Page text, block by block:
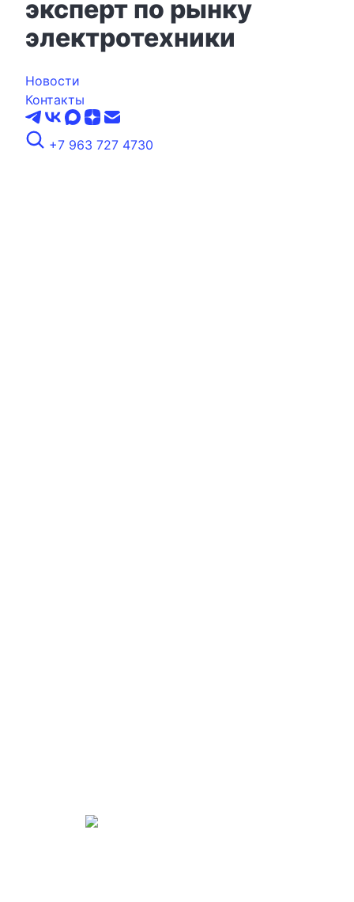
эксперт по рынку
электротехники
Новости
Контакты
+7 963 727 4730